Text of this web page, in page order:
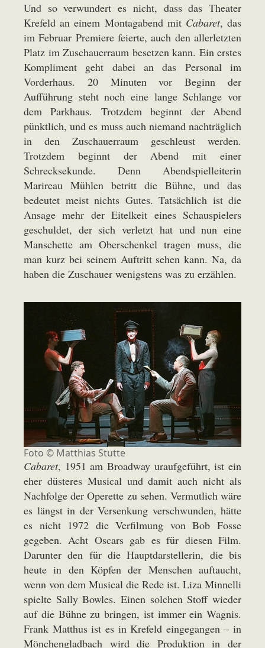
Und so verwundert es nicht, dass das Theater
Krefeld an einem Montagabend mit Cabaret, das
im Februar Premiere feierte, auch den allerletzten
Platz im Zuschauerraum besetzen kann. Ein erstes
Kompliment geht dabei an das Personal im
Vorderhaus. 20 Minuten vor Beginn der
Aufführung steht noch eine lange Schlange vor
dem Parkhaus. Trotzdem beginnt der Abend
pünktlich, und es muss auch niemand nachträglich
in den Zuschauerraum geschleust werden.
Trotzdem beginnt der Abend mit einer
Schrecksekunde. Denn Abendspielleiterin
Marireau Mühlen betritt die Bühne, und das
bedeutet meist nichts Gutes. Tatsächlich ist die
Ansage mehr der Eitelkeit eines Schauspielers
geschuldet, der sich verletzt hat und nun eine
Manschette am Oberschenkel tragen muss, die
man kurz bei seinem Auftritt sehen kann. Na, da
haben die Zuschauer wenigstens was zu erzählen.
Foto © Matthias Stutte
Cabaret, 1951 am Broadway uraufgeführt, ist ein
eher düsteres Musical und damit auch nicht als
Nachfolge der Operette zu sehen. Vermutlich wäre
es längst in der Versenkung verschwunden, hätte
es nicht 1972 die Verfilmung von Bob Fosse
gegeben. Acht Oscars gab es für diesen Film.
Darunter den für die Hauptdarstellerin, die bis
heute in den Köpfen der Menschen auftaucht,
wenn von dem Musical die Rede ist. Liza Minnelli
spielte Sally Bowles. Einen solchen Stoff wieder
auf die Bühne zu bringen, ist immer ein Wagnis.
Frank Matthus ist es in Krefeld eingegangen – in
Mönchengladbach wird die Produktion in der